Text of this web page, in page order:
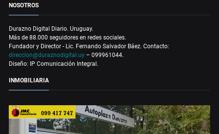
NOSOTROS
Durazno Digital Diario. Uruguay.
Más de 88.000 seguidores en redes sociales.
Fundador y Director - Lic. Fernando Salvador Báez. Contacto:
direccion@duraznodigital.uy – 099961044.
Diseño: IP Comunicación Integral.
INMOBILIARIA